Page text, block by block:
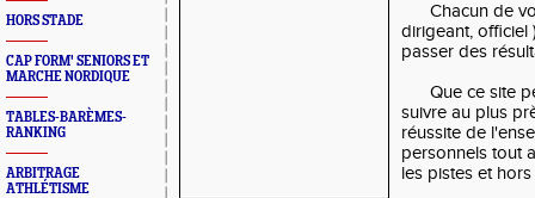
HORS STADE
CAP FORM' SENIORS ET
MARCHE NORDIQUE
TABLES-BARÈMES-
RANKING
ARBITRAGE
ATHLÉTISME
Chacun de
dirigeant, officiel
passer des
Que ce site
suivre au plus
réussite de
personnels tout
les pistes et